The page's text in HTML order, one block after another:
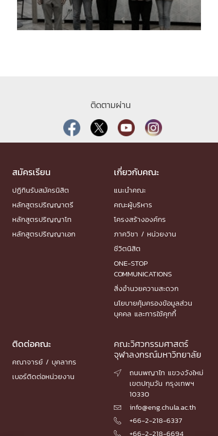
ติดตามผ่าน
สมัครเรียน
ปฏิทินรับสมัครนิสิต
หลักสูตรปริญญาตรี
หลักสูตรปริญญาโท
หลักสูตรปริญญาเอก
เกี่ยวกับคณะ
แนะนำคณะ
คณะผู้บริหาร
โครงสร้างองค์กร
ภาควิชา / หน่วยงาน
ชีวิตนิสิต
ONE-STOP
COMMUNICATIONS
สิ่งอำนวยความสะดวก
นโยบายคุ้มครองข้อมูลส่วน
บุคคล และการใช้คุกกี้
ติดต่อคณะ
คณาจารย์ / บุคลากร
เบอร์ติดต่อหน่วยงาน
คณะวิศวกรรมศาสตร์
จุฬาลงกรณ์มหาวิทยาลัย

ถนนพญาไท แขวงวังใหม่
เขตปทุมวัน กรุงเทพฯ
10330
 info@eng.chula.ac.th
 +66-2-218-6337
 +66-2-218-6694